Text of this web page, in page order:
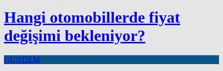
Hangi otomobillerde fiyat
değişimi bekleniyor?
GÜNDEM